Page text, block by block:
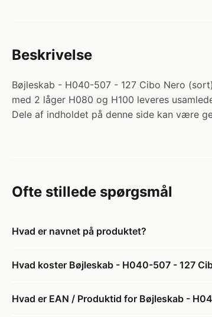
Beskrivelse
Bøjleskab - H040-507 - 127 Cibo Nero
med 2 låger H080 og H100 leveres
Dele af indholdet på denne side kan være
Ofte stillede spørgsmål
Hvad er navnet på produktet?
Hvad koster Bøjleskab - H040-507 - 127
Hvad er EAN / Produktid for Bøjleskab -